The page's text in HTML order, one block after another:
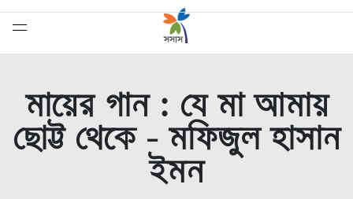
মায়ের গান : যে মা আমায়
ছোট্ট থেকে - মফিজুল হাসান
ইমন